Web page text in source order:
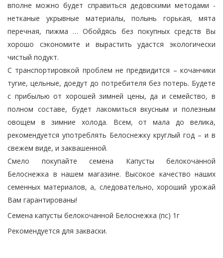
вполне можно будет справиться дедовскими методами -
нетканые укрывные материалы, полынь горькая, мята
перечная, пижма … Обойдясь без покупных средств Вы
хорошо сэкономите и вырастить удастся экологически
чистый подукт.
С транспортировкой проблем не предвидится – кочанчики
тугие, цельные, доедут до потребителя без потерь. Будете
с прибылью от хорошей зимней цены, да и семейство, в
полном составе, будет лакомиться вкусным и полезным
овощем в зимние холода. Всем, от мала до велика,
рекомендуется употреблять Белоснежку круглый год – и в
свежем виде, и заквашенной.
Смело покупайте семена Капусты белокочанной
Белоснежка в нашем магазине. Высокое качество наших
семенных материалов, а, следовательно, хороший урожай
Вам гарантированы!
Семена капусты белокочанной Белоснежка (пс) 1г
Рекомендуется для закваски.